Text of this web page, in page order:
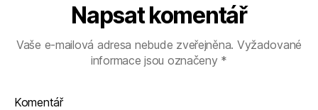
Napsat komentář
Vaše e-mailová adresa nebude zveřejněna. Vyžadované
informace jsou označeny *
Komentář